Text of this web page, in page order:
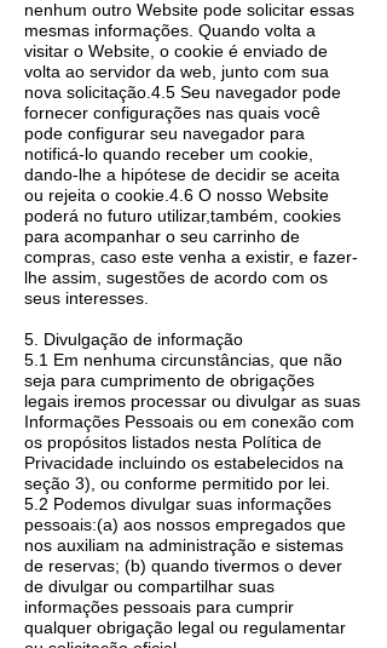
nenhum outro Website pode solicitar essas
mesmas informações. Quando volta a
visitar o Website, o cookie é enviado de
volta ao servidor da web, junto com sua
nova solicitação.4.5 Seu navegador pode
fornecer configurações nas quais você
pode configurar seu navegador para
notificá-lo quando receber um cookie,
dando-lhe a hipótese de decidir se aceita
ou rejeita o cookie.4.6 O nosso Website
poderá no futuro utilizar,também, cookies
para acompanhar o seu carrinho de
compras, caso este venha a existir, e fazer-
lhe assim, sugestões de acordo com os
seus interesses.
5. Divulgação de informação
5.1 Em nenhuma circunstâncias, que não
seja para cumprimento de obrigações
legais iremos processar ou divulgar as suas
Informações Pessoais ou em conexão com
os propósitos listados nesta Política de
Privacidade incluindo os estabelecidos na
seção 3), ou conforme permitido por lei.
5.2 Podemos divulgar suas informações
pessoais:(a) aos nossos empregados que
nos auxiliam na administração e sistemas
de reservas; (b) quando tivermos o dever
de divulgar ou compartilhar suas
informações pessoais para cumprir
qualquer obrigação legal ou regulamentar